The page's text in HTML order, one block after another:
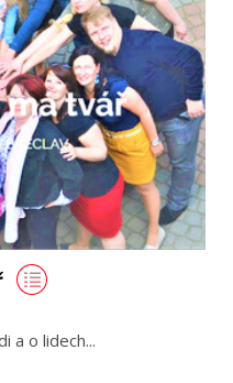
a o lidech...